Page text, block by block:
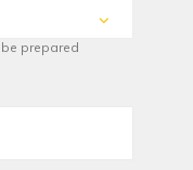
prepared